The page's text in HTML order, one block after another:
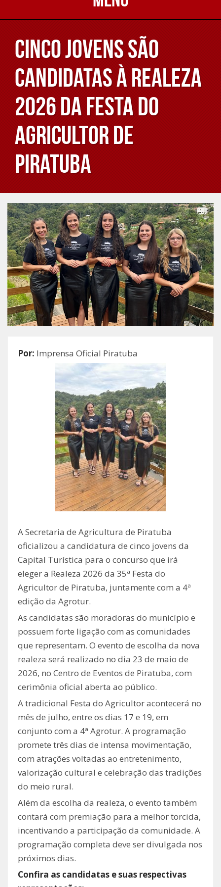
CINCO JOVENS SÃO
CANDIDATAS À REALEZA
2026 DA FESTA DO
AGRICULTOR DE
PIRATUBA
Por: Imprensa Oficial Piratuba
A Secretaria de Agricultura de Piratuba
oficializou a candidatura de cinco jovens da
Capital Turística para o concurso que irá
eleger a Realeza 2026 da 35ª Festa do
Agricultor de Piratuba, juntamente com a 4ª
edição da Agrotur.
As candidatas são moradoras do município e
possuem forte ligação com as comunidades
que representam. O evento de escolha da nova
realeza será realizado no dia 23 de maio de
2026, no Centro de Eventos de Piratuba, com
cerimônia oficial aberta ao público.
A tradicional Festa do Agricultor acontecerá no
mês de julho, entre os dias 17 e 19, em
conjunto com a 4ª Agrotur. A programação
promete três dias de intensa movimentação,
com atrações voltadas ao entretenimento,
valorização cultural e celebração das tradições
do meio rural.
Além da escolha da realeza, o evento também
contará com premiação para a melhor torcida,
incentivando a participação da comunidade. A
programação completa deve ser divulgada nos
próximos dias.
Confira as candidatas e suas respectivas